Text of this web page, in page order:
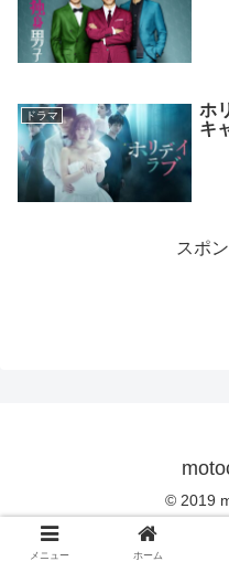
ドラマ
ホ
キ
スポ
© 2019
メニュー ホーム